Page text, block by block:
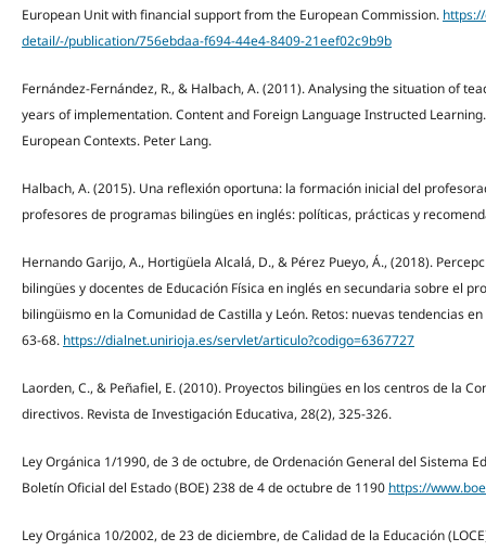
European Unit with financial support from the European Commission.
detail/-/publication/756ebdaa-f694-44e4-8409-21eef02c9b9b
Fernández-Fernández, R., & Halbach, A. (2011). Analysing the situation of
years of implementation. Content and Foreign Language Instructed
European Contexts. Peter Lang.
Halbach, A. (2015). Una reflexión oportuna: la formación inicial del
profesores de programas bilingües en inglés: políticas, prácticas y
Hernando Garijo, A., Hortigüela Alcalá, D., & Pérez Pueyo, Á., (2018).
bilingües y docentes de Educación Física en inglés en secundaria sobre el
bilingüismo en la Comunidad de Castilla y León. Retos: nuevas tendencias
63-68. https://dialnet.unirioja.es/servlet/articulo?codigo=6367727
Laorden, C., & Peñafiel, E. (2010). Proyectos bilingües en los centros de la
directivos. Revista de Investigación Educativa, 28(2), 325-326.
Ley Orgánica 1/1990, de 3 de octubre, de Ordenación General del Sistema
Boletín Oficial del Estado (BOE) 238 de 4 de octubre de 1190 https://
Ley Orgánica 10/2002, de 23 de diciembre, de Calidad de la Educación